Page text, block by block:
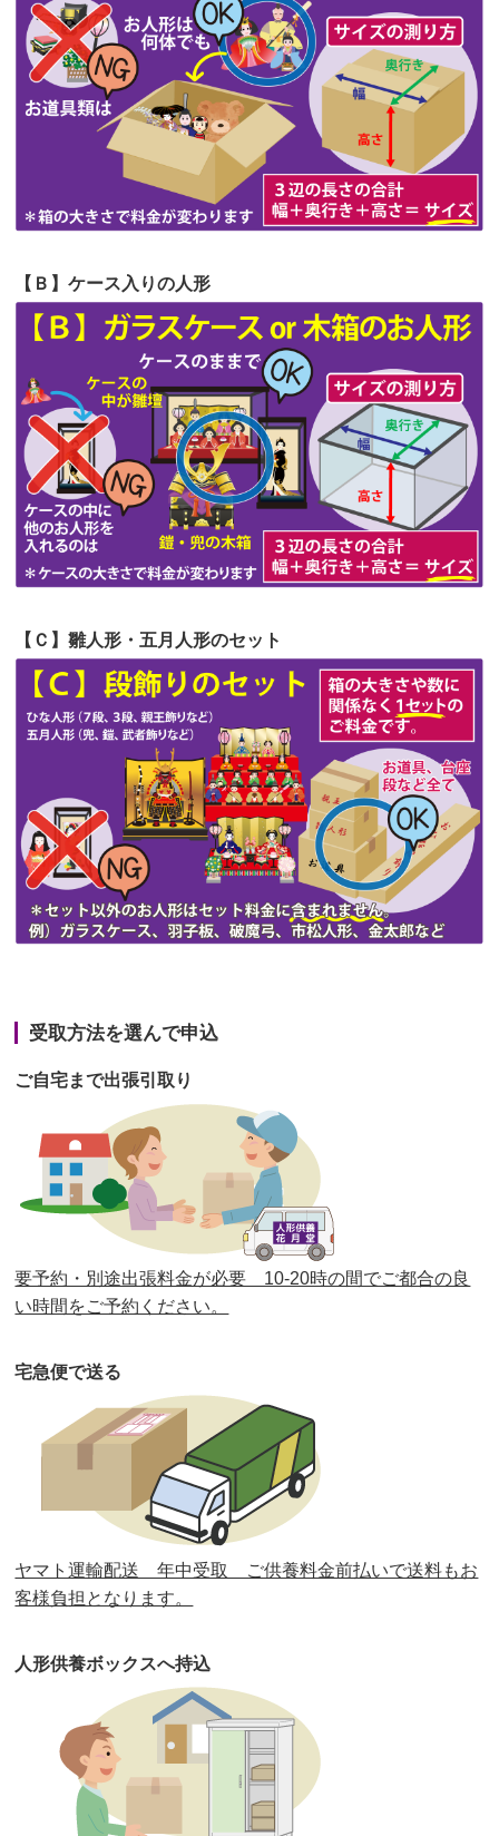
てくださる...
第62回人形供養祭令和5年6月21日(水)
第61回人形供養祭 令和5年5月19日(金)
第60回人形供養祭令和5年3月28日(火)
第59回人形供養祭 令和5年2月10日(金)
第58回人形供養祭令和5年12月21日(水)
第56回人形供養祭 令和4年10月19日(水)
第55回人形供養祭令和4年9月8日(木)
第54回人形供養祭令和4年8月1日(月)
第53回人形供養祭令和4年7月1日(金)
第52回人形供養祭令和4年5月17日(火)
第51回人形供養祭令和4年4月18日(月)
第50回人形供養祭令和4年3月15日(火)
第49回人形供養祭令和4年1月17日(月)
第48回人形供養祭令和3年12月3日(金)
第47回人形供養祭 令和3年10月11日(月)
第46回人形供養祭 令和3年9月13日(月)
第45回人形供養祭令和3年7月12日(月)
第44回人形供養祭令和3年6月3日(木)
第43回人形供養祭令和3年4月23日(金)
第39回人形供養祭令和2年10月22日(木)
第38回人形供養祭 令和2年8月26日(水)
第37回人形供養祭 令和2年6月8日(月)
第36回人形供養祭 令和2年4月16日(木)
第35回人形供養祭令和2年2月13日(木)
第33回人形供養祭
第32回人形供養祭 令和元年6月12日(水)
第31回人形供養祭 平成31年3月13日(水)
第30回人形供養祭平成30年11月28日(水)
第29回人形供養祭平成30年5月23日(水)
第27回人形供養祭平成29年6月14日(水)
第26回人形供養祭平成28年12月15日(木)
第25回人形供養祭 平成28年6月16日(木)
第24回人形供養祭 平成27年11月27日
【Ｂ】ケース入りの人形
【Ｃ】雛人形・五月人形のセット
受取方法を選んで申込
ご自宅まで出張引取り
要予約・別途出張料金が必要 10-20時の間でご都合の良
い時間をご予約ください。
宅急便で送る
ヤマト運輸配送 年中受取 ご供養料金前払いで送料もお
客様負担となります。
人形供養ボックスへ持込